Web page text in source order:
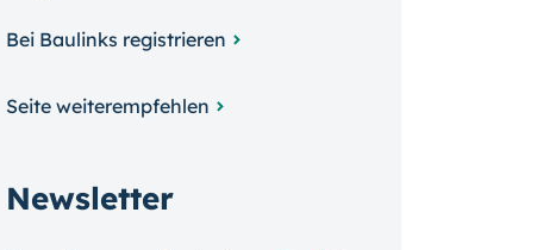
Bei Baulinks registrieren
Seite weiterempfehlen
Newsletter